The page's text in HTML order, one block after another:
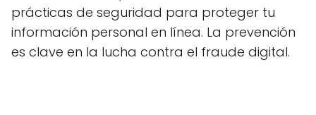
prácticas de seguridad para proteger tu
información personal en línea. La prevención
es clave en la lucha contra el fraude digital.